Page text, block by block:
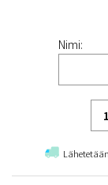
Nimi: